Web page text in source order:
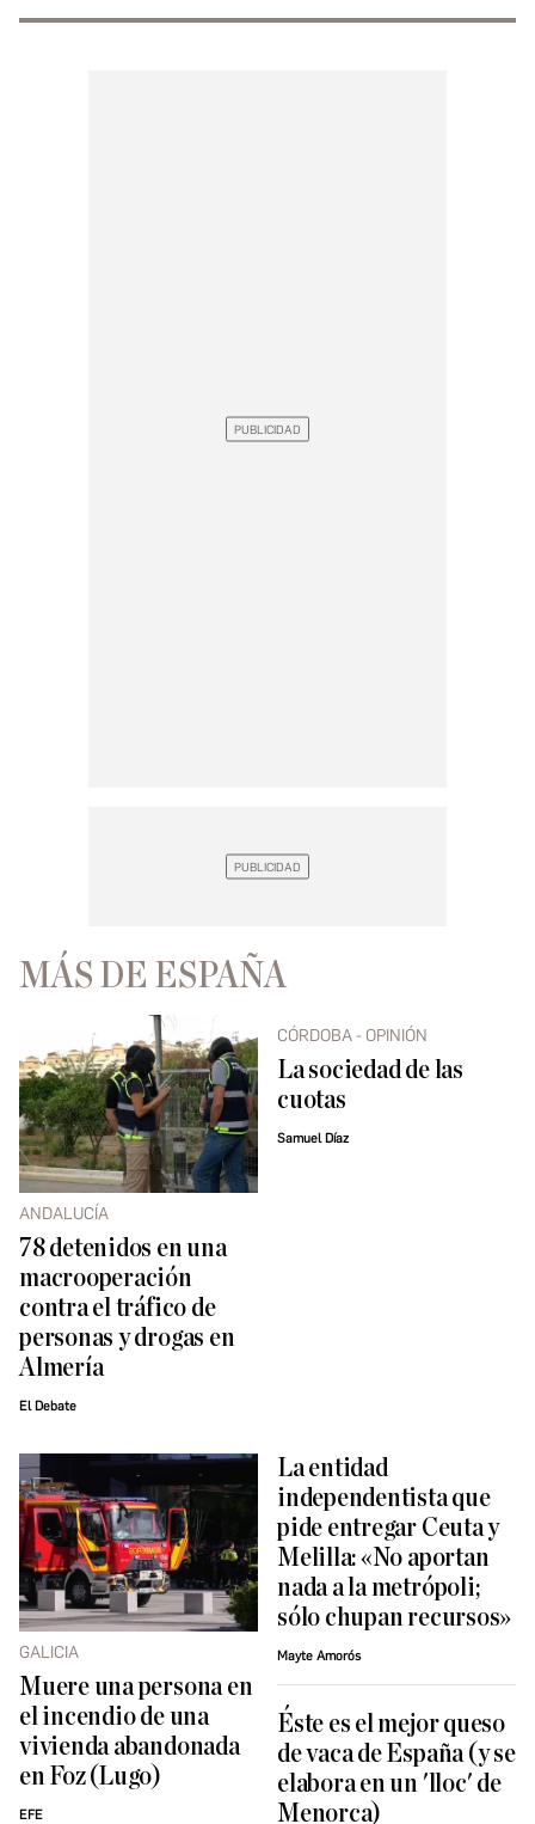
MÁS DE ESPAÑA
ANDALUCÍA
78 detenidos en una
macrooperación
contra el tráfico de
personas y drogas en
Almería
El Debate
CÓRDOBA - OPINIÓN
La sociedad de las
cuotas
Samuel Díaz
GALICIA
Muere una persona en
el incendio de una
vivienda abandonada
en Foz (Lugo)
EFE
La entidad
independentista que
pide entregar Ceuta y
Melilla: «No aportan
nada a la metrópoli;
sólo chupan recursos»
Mayte Amorós
Éste es el mejor queso
de vaca de España (y se
elabora en un 'lloc' de
Menorca)